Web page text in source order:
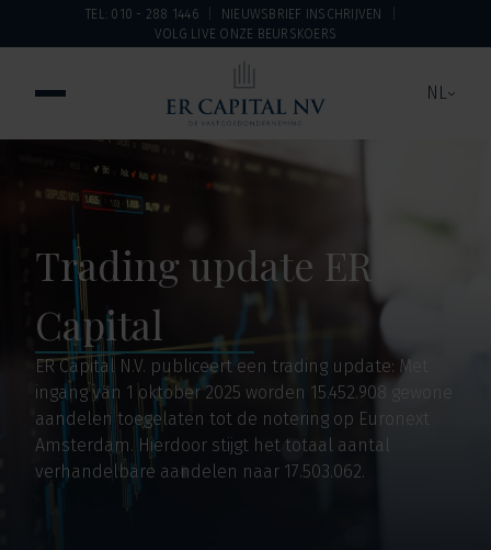
TEL: 010 - 288 1446
NIEUWSBRIEF INSCHRIJVEN
VOLG LIVE ONZE BEURSKOERS
NL
Trading update ER
Capital
ER Capital N.V. publiceert een trading update: Met
ingang van 1 oktober 2025 worden 15.452.908 gewone
aandelen toegelaten tot de notering op Euronext
Amsterdam. Hierdoor stijgt het totaal aantal
verhandelbare aandelen naar 17.503.062.